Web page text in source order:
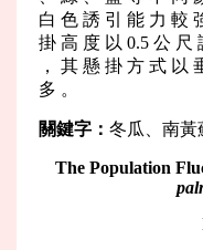
白 色 誘 引 能 力 較
掛 高 度 以 0.5 公 尺
， 其 懸 掛 方 式 以
多 。
關鍵字： 冬瓜、南黃
The Population